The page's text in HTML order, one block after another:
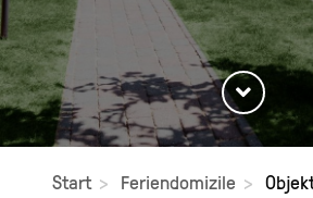
Start Feriendomizile